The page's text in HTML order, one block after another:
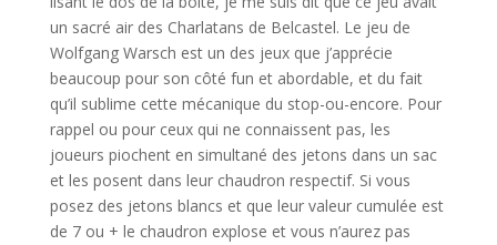
un sacré air des Charlatans de Belcastel. Le jeu de
Wolfgang Warsch est un des jeux que j’apprécie
beaucoup pour son côté fun et abordable, et du fait
qu’il sublime cette mécanique du stop-ou-encore. Pour
rappel ou pour ceux qui ne connaissent pas, les
joueurs piochent en simultané des jetons dans un sac
et les posent dans leur chaudron respectif. Si vous
posez des jetons blancs et que leur valeur cumulée est
de 7 ou + le chaudron explose et vous n’aurez pas